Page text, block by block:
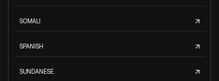
SOMALI
SPANISH
SUNDANESE